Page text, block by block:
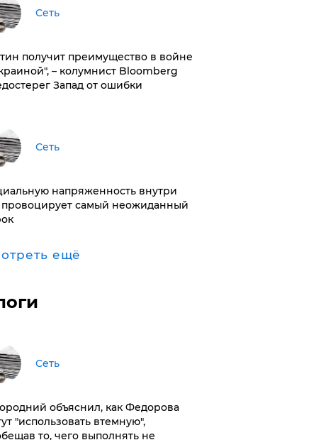
Сеть
получит преимущество в войне
– колумнист Bloomberg
Запад от ошибки
Сеть
напряженность внутри
самый неожиданный
ещё
Сеть
объяснил, как Федорова
"использовать втемную",
то, чего выполнять не